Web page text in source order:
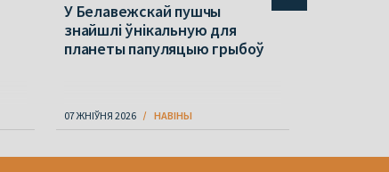
У Белавежскай пушчы
знайшлі ўнікальную для
планеты папуляцыю грыбоў
07 ЖНІЎНЯ 2026 НАВІНЫ